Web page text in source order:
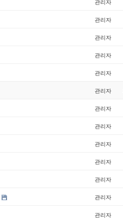
관리자
관리자
관리자
관리자
관리자
관리자
관리자
관리자
관리자
관리자
관리자
관리자